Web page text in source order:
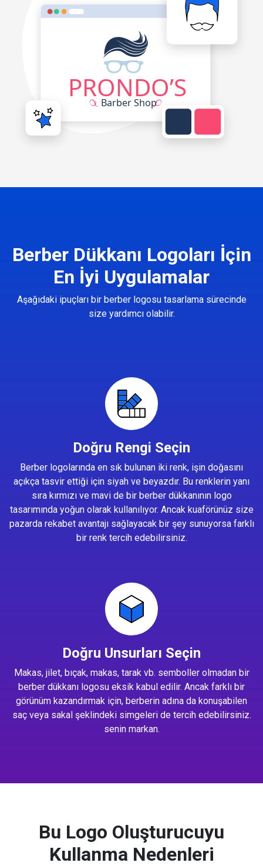
Berber Dükkanı Logoları İçin
En İyi Uygulamalar
Aşağıdaki ipuçları bir berber logosu tasarlama sürecinde
size yardımcı olabilir.
Doğru Rengi Seçin
Berber logolarında en sık bulunan iki renk, işin doğasını
açıkça tasvir ettiği için siyah ve beyazdır. Bu renklerin yanı
sıra kırmızı ve mavi de bir berber dükkanının logo
tasarımında yoğun olarak kullanılıyor. Ancak kuaförünüz size
pazarda rekabet avantajı sağlayacak bir şey sunuyorsa farklı
bir renk tercih edebilirsiniz.
Doğru Unsurları Seçin
Makas, jilet, bıçak, makas, tarak vb. semboller olmadan bir
berber dükkanı logosu eksik kabul edilir. Ancak farklı bir
görünüm kazandırmak için, berberin adına da konuşabilen
saç veya sakal şeklindeki simgeleri de tercih edebilirsiniz.
senin markan.
Bu Logo Oluşturucuyu
Kullanma Nedenleri